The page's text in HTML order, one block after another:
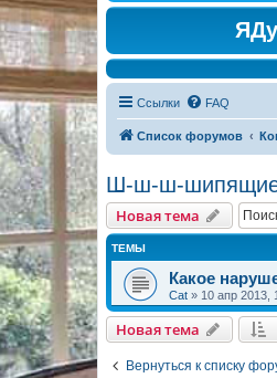
Ссылки FAQ
Список форумов
Ш-ш-ш-
Новая тема
ТЕМЫ
Какое
Cat » 10 апр 2013,
Новая тема
Вернуться к списку